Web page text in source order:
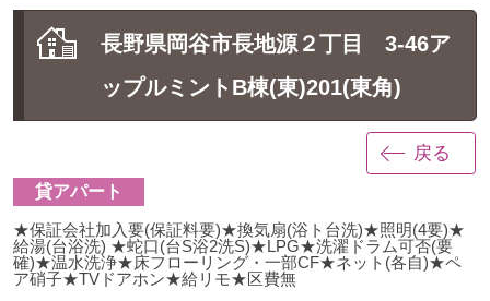
へ
キ
ッ
長野県岡谷市長地源２丁目 3-46ア
ップルミントB棟(東)201(東角)
戻る
貸アパート
★保証会社加入要(保証料要)★換気扇(浴ト台洗)★照明(4要)★
給湯(台浴洗) ★蛇口(台S浴2洗S)★LPG★洗濯ドラム可否(要
確)★温水洗浄★床フローリング・一部CF★ネット(各自)★ペ
ア硝子★TVドアホン★給リモ★区費無